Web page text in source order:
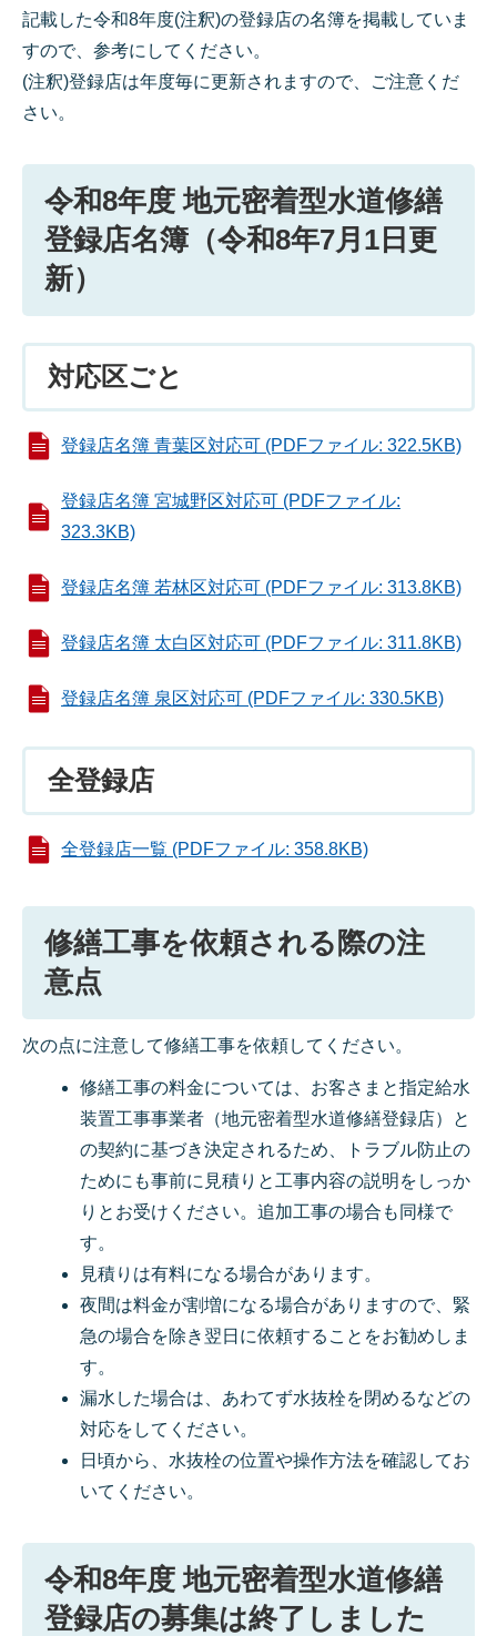
記載した令和8年度(注釈)の登録店の名簿を掲載していま
すので、参考にしてください。
(注釈)登録店は年度毎に更新されますので、ご注意くだ
さい。
令和8年度 地元密着型水道修繕
登録店名簿（令和8年7月1日更
新）
対応区ごと
登録店名簿 青葉区対応可 (PDFファイル: 322.5KB)
登録店名簿 宮城野区対応可 (PDFファイル:
323.3KB)
登録店名簿 若林区対応可 (PDFファイル: 313.8KB)
登録店名簿 太白区対応可 (PDFファイル: 311.8KB)
登録店名簿 泉区対応可 (PDFファイル: 330.5KB)
全登録店
全登録店一覧 (PDFファイル: 358.8KB)
修繕工事を依頼される際の注
意点
次の点に注意して修繕工事を依頼してください。
修繕工事の料金については、お客さまと指定給水
装置工事事業者（地元密着型水道修繕登録店）と
の契約に基づき決定されるため、トラブル防止の
ためにも事前に見積りと工事内容の説明をしっか
りとお受けください。追加工事の場合も同様で
す。
見積りは有料になる場合があります。
夜間は料金が割増になる場合がありますので、緊
急の場合を除き翌日に依頼することをお勧めしま
す。
漏水した場合は、あわてず水抜栓を閉めるなどの
対応をしてください。
日頃から、水抜栓の位置や操作方法を確認してお
いてください。
令和8年度 地元密着型水道修繕
登録店の募集は終了しました